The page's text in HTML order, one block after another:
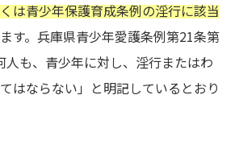
は青少年保護育成条例の淫行に該当
す。兵庫県青少年愛護条例第21条第
人も、青少年に対し、淫行またはわ
はならない」と明記しているとおり